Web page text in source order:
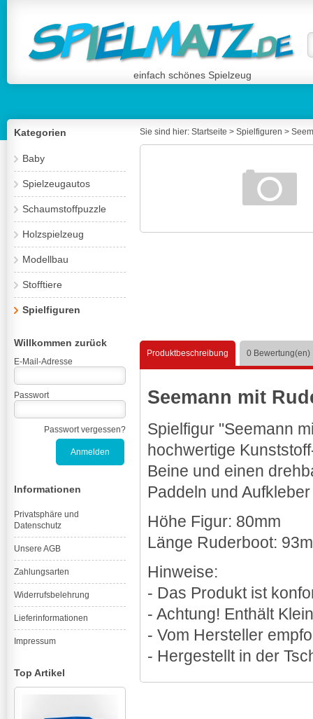
einfach schönes Spielzeug
Kategorien
Baby
Spielzeugautos
Schaumstoffpuzzle
Holzspielzeug
Modellbau
Stofftiere
Spielfiguren
Willkommen zurück
E-Mail-Adresse
Passwort
Passwort vergessen?
Informationen
Privatsphäre und
Datenschutz
Unsere AGB
Zahlungsarten
Widerrufsbelehrung
Lieferinformationen
Impressum
Top Artikel
Sie sind hier: Startseite > Spielfiguren >
Produktbeschreibung 0 Bewertung(en)
Seemann mit
Spielfigur "Seemann
hochwertige
Beine und einen
Paddeln und
Höhe Figur: 80mm
Länge Ruderboot:
Hinweise:
- Das Produkt ist
- Achtung! Enthält
- Vom Hersteller
- Hergestellt in der